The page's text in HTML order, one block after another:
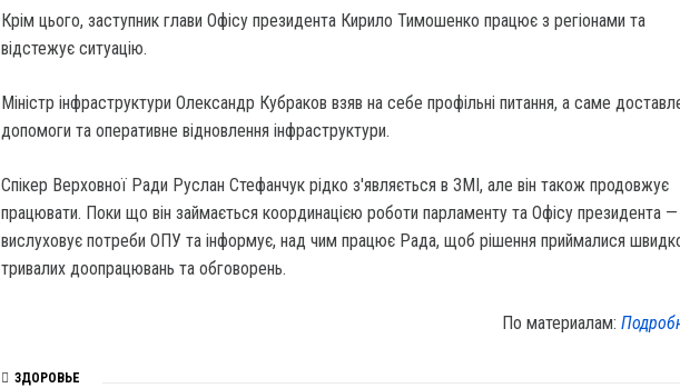
Крім цього, заступник глави Офісу президента Кирило Тимошенко працює з регіонами та
відстежує ситуацію.
Міністр інфраструктури Олександр Кубраков взяв на себе профільні питання, а саме
допомоги та оперативне відновлення інфраструктури.
Спікер Верховної Ради Руслан Стефанчук рідко з'являється в ЗМІ, але він також продовжує
працювати. Поки що він займається координацією роботи парламенту та Офісу президента —
вислуховує потреби ОПУ та інформує, над чим працює Рада, щоб рішення приймалися
тривалих доопрацювань та обговорень.
По материалам:
ЗДОРОВЬЕ